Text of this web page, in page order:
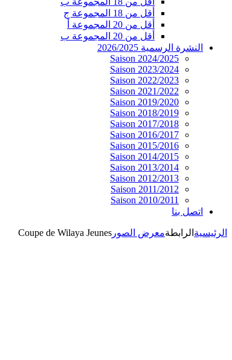
أقل من 18 المجموعة ج
أقل من 20 المجموعة أ
أقل من 20 المجموعة ب
النشرة الرسمية 2026/2025
Saison 2024/2025
Saison 2023/2024
Saison 2022/2023
Saison 2021/2022
Saison 2019/2020
Saison 2018/2019
Saison 2017/2018
Saison 2016/2017
Saison 2015/2016
Saison 2014/2015
Saison 2013/2014
Saison 2012/2013
Saison 2011/2012
Saison 2010/2011
اتصل بنا
الرئيسية الرابطةمعرض الصور Coupe de Wilaya Jeunes